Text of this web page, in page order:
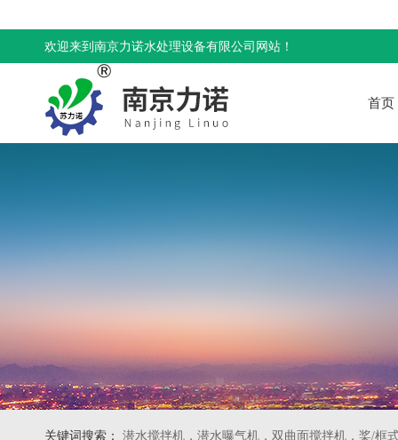
欢迎来到南京力诺水处理设备有限公司网站！
首页
关键词搜索： 潜水搅拌机，潜水曝气机，双曲面搅拌机，桨/框式搅拌